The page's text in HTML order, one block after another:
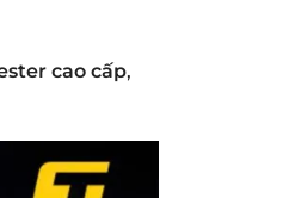
cao cấp,